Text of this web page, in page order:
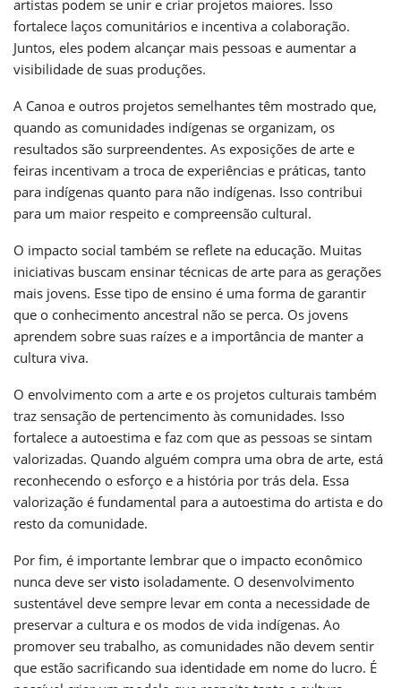
artistas podem se unir e criar projetos maiores. Isso
fortalece laços comunitários e incentiva a colaboração.
Juntos, eles podem alcançar mais pessoas e aumentar a
visibilidade de suas produções.
A Canoa e outros projetos semelhantes têm mostrado que,
quando as comunidades indígenas se organizam, os
resultados são surpreendentes. As exposições de arte e
feiras incentivam a troca de experiências e práticas, tanto
para indígenas quanto para não indígenas. Isso contribui
para um maior respeito e compreensão cultural.
O impacto social também se reflete na educação. Muitas
iniciativas buscam ensinar técnicas de arte para as gerações
mais jovens. Esse tipo de ensino é uma forma de garantir
que o conhecimento ancestral não se perca. Os jovens
aprendem sobre suas raízes e a importância de manter a
cultura viva.
O envolvimento com a arte e os projetos culturais também
traz sensação de pertencimento às comunidades. Isso
fortalece a autoestima e faz com que as pessoas se sintam
valorizadas. Quando alguém compra uma obra de arte, está
reconhecendo o esforço e a história por trás dela. Essa
valorização é fundamental para a autoestima do artista e do
resto da comunidade.
Por fim, é importante lembrar que o impacto econômico
nunca deve ser visto isoladamente. O desenvolvimento
sustentável deve sempre levar em conta a necessidade de
preservar a cultura e os modos de vida indígenas. Ao
promover seu trabalho, as comunidades não devem sentir
que estão sacrificando sua identidade em nome do lucro. É